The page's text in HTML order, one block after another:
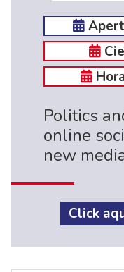
Politics
online
new
Click